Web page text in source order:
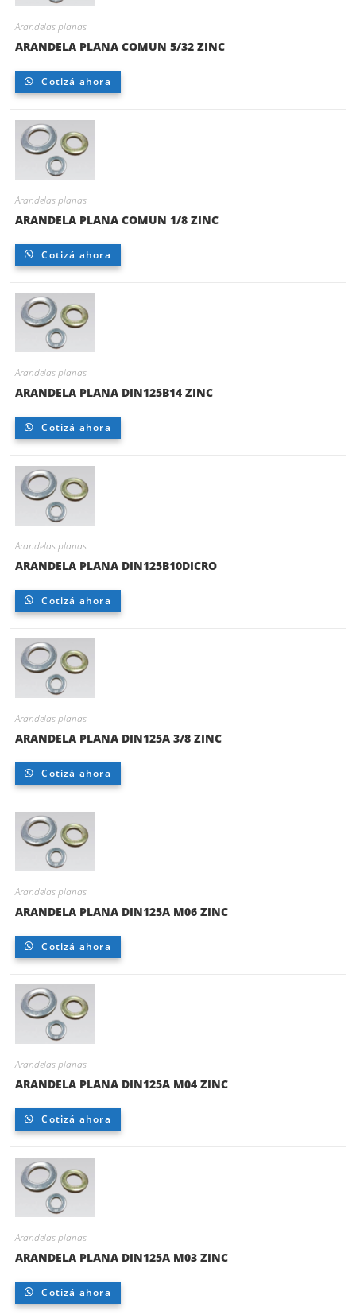
Arandelas planas
ARANDELA PLANA COMUN 5/32 ZINC
Cotizá ahora
Arandelas planas
ARANDELA PLANA COMUN 1/8 ZINC
Cotizá ahora
Arandelas planas
ARANDELA PLANA DIN125B14 ZINC
Cotizá ahora
Arandelas planas
ARANDELA PLANA DIN125B10DICRO
Cotizá ahora
Arandelas planas
ARANDELA PLANA DIN125A 3/8 ZINC
Cotizá ahora
Arandelas planas
ARANDELA PLANA DIN125A M06 ZINC
Cotizá ahora
Arandelas planas
ARANDELA PLANA DIN125A M04 ZINC
Cotizá ahora
Arandelas planas
ARANDELA PLANA DIN125A M03 ZINC
Cotizá ahora